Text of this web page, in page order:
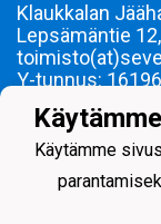
Klaukkalan
Lepsämäntie
Y-tunnus:
Ringetteä
Käytämme